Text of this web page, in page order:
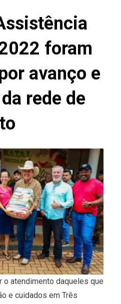
foram
avanço e
rede de
o atendimento daqueles que
e cuidados em Três